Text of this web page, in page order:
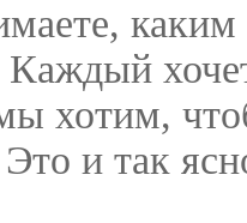
хотим,
Это и так